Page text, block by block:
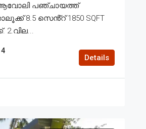
ആവോലി പഞ്ചായത്ത്
8.5 സെൻ്റ് 1850 SQFT
2.വില...
4
Details